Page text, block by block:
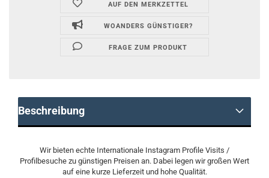
AUF DEN MERKZETTEL
WOANDERS GÜNSTIGER?
FRAGE ZUM PRODUKT
Beschreibung
Wir bieten echte Internationale Instagram Profile Visits /
Profilbesuche zu günstigen Preisen an. Dabei legen wir großen Wert
auf eine kurze Lieferzeit und hohe Qualität.